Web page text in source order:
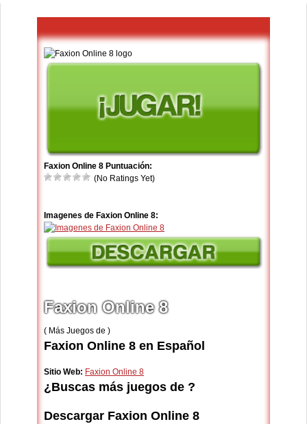
Faxion Online 8 Puntuación:
(No Ratings Yet)
Imagenes de Faxion Online 8:
Faxion Online 8
( Más Juegos de )
Faxion Online 8 en Español
Sitio Web: Faxion Online 8
¿Buscas más juegos de ?
Descargar Faxion Online 8